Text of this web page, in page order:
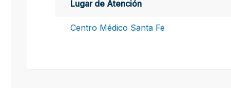
Lugar de Atención
Centro Médico Santa Fe